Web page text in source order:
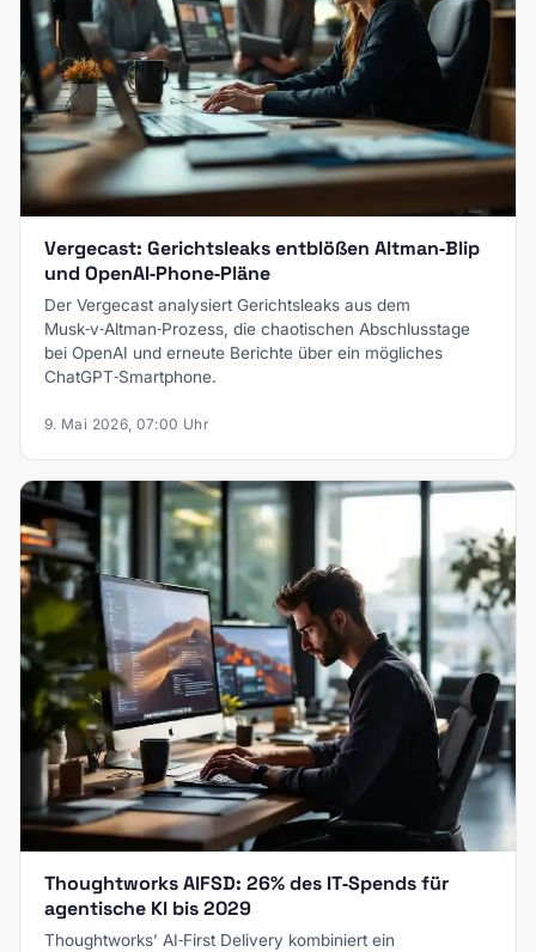
Vergecast: Gerichtsleaks entblößen Altman‑Blip
und OpenAI‑Phone‑Pläne
Der Vergecast analysiert Gerichtsleaks aus dem
Musk‑v‑Altman‑Prozess, die chaotischen Abschlusstage
bei OpenAI und erneute Berichte über ein mögliches
ChatGPT‑Smartphone.
9. Mai 2026, 07:00 Uhr
Thoughtworks AIFSD: 26% des IT‑Spends für
agentische KI bis 2029
Thoughtworks’ AI‑First Delivery kombiniert ein